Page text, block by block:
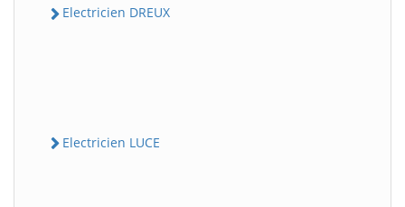
Electricien DREUX
Electricien LUCE